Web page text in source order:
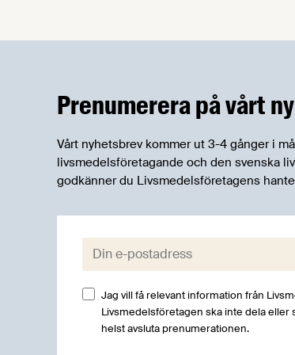
innovationer som stärker
livsmedelsförsörjning.
Prenumerera på vårt
Vårt nyhetsbrev kommer ut 3-4 gånger i
livsmedelsföretagande och den svenska
godkänner du Livsmedelsföretagens
E-post:
Jag vill få relevant information från
Livsmedelsföretagen ska inte dela eller
helst avsluta prenumerationen.